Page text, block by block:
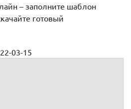
– заполните шаблон
готовый
03-15